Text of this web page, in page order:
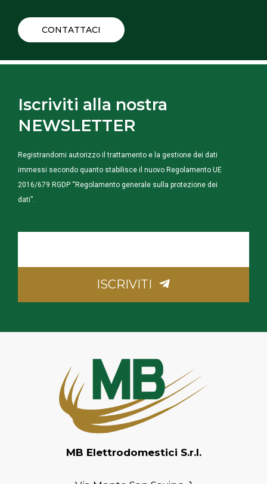
CONTATTACI
Iscriviti alla nostra
NEWSLETTER
Registrandomi autorizzo il trattamento e la gestione dei dati
immessi secondo quanto stabilisce il nuovo Regolamento UE
2016/679 RGDP “Regolamento generale sulla protezione dei
dati”.
Email
ISCRIVITI
MB Elettrodomestici S.r.l.